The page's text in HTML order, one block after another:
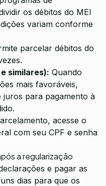
os débitos do MEI
variam conforme
parcelar débitos do
similares): Quando
mais favoráveis,
para pagamento à
acesse o
com seu CPF e senha
a regularização
e pagar as
dias para que os